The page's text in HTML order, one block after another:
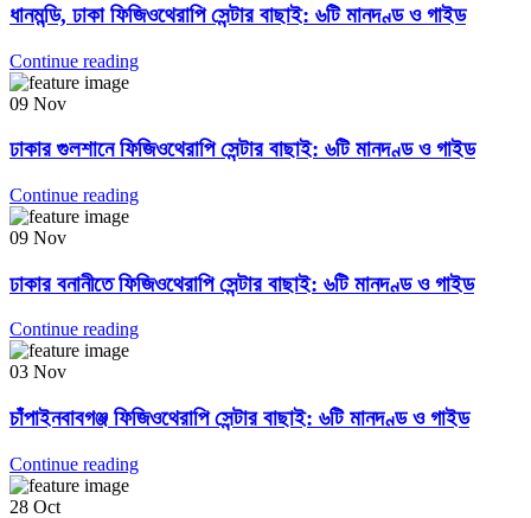
ধানমন্ডি, ঢাকা ফিজিওথেরাপি সেন্টার বাছাই: ৬টি মানদণ্ড ও গাইড
Continue reading
09 Nov
ঢাকার গুলশানে ফিজিওথেরাপি সেন্টার বাছাই: ৬টি মানদণ্ড ও গাইড
Continue reading
09 Nov
ঢাকার বনানীতে ফিজিওথেরাপি সেন্টার বাছাই: ৬টি মানদণ্ড ও গাইড
Continue reading
03 Nov
চাঁপাইনবাবগঞ্জ ফিজিওথেরাপি সেন্টার বাছাই: ৬টি মানদণ্ড ও গাইড
Continue reading
28 Oct